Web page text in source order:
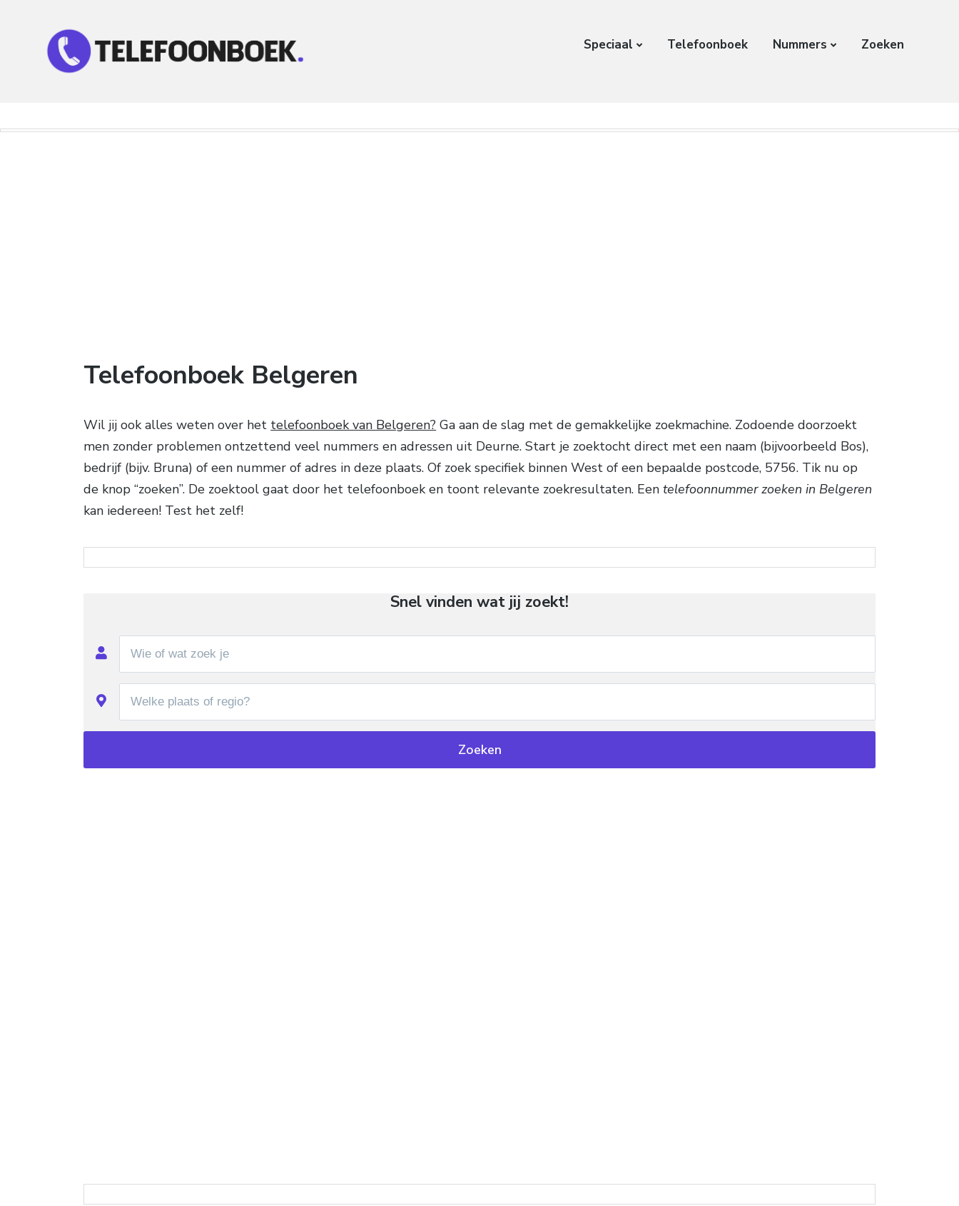
Speciaal Telefoonboek Nummers Zoeken
Telefoonboek Belgeren
Wil jij ook alles weten over het telefoonboek van Belgeren? Ga aan de slag met de gemakkelijke zoekmachine. Zodoende doorzoekt
men zonder problemen ontzettend veel nummers en adressen uit Deurne. Start je zoektocht direct met een naam (bijvoorbeeld Bos),
bedrijf (bijv. Bruna) of een nummer of adres in deze plaats. Of zoek specifiek binnen West of een bepaalde postcode, 5756. Tik nu op
de knop “zoeken”. De zoektool gaat door het telefoonboek en toont relevante zoekresultaten. Eentelefoonnummer zoeken in Belgeren
kan iedereen! Test het zelf!
Snel vinden wat jij zoekt!